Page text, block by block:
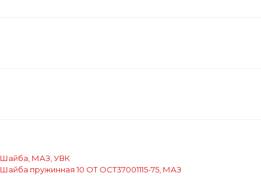
Шайба, МАЗ, УВК
Шайба пружинная 10 ОТ ОСТ37001115-75, МАЗ